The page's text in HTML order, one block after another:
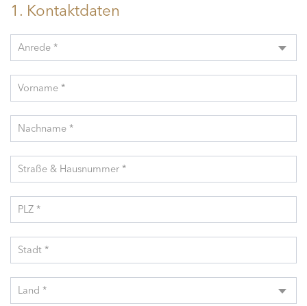
1. Kontaktdaten
Anrede *
Vorname *
Nachname *
Straße & Hausnummer *
PLZ *
Stadt *
Land *